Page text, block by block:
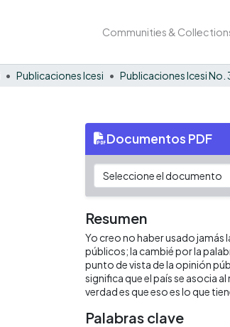
Communities &
Publicaciones Icesi Publicaciones Icesi No.
Documentos PDF
Resumen
Yo creo no haber usado jamás
públicos; la cambié por la
punto de vista de la opinión
significa que el país se asocia
verdad es que eso es lo que
Palabras clave